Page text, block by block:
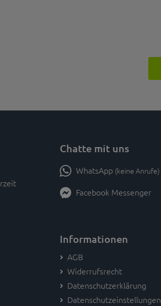
Chatte mit uns
WhatsApp (keine Anrufe)
Facebook Messenger
Informationen
AGB
Widerrufsrecht
Datenschutzerklärung
Datenschutzeinstellungen